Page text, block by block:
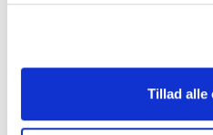
Tillad alle